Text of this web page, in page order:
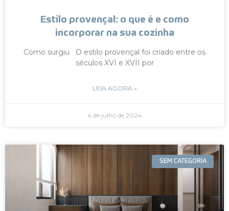
Estilo provençal: o que é e como
incorporar na sua cozinha
Como surgiu O estilo provençal foi criado entre os
séculos XVI e XVII por
LEIA AGORA »
4 de julho de 2024
SEM CATEGORIA